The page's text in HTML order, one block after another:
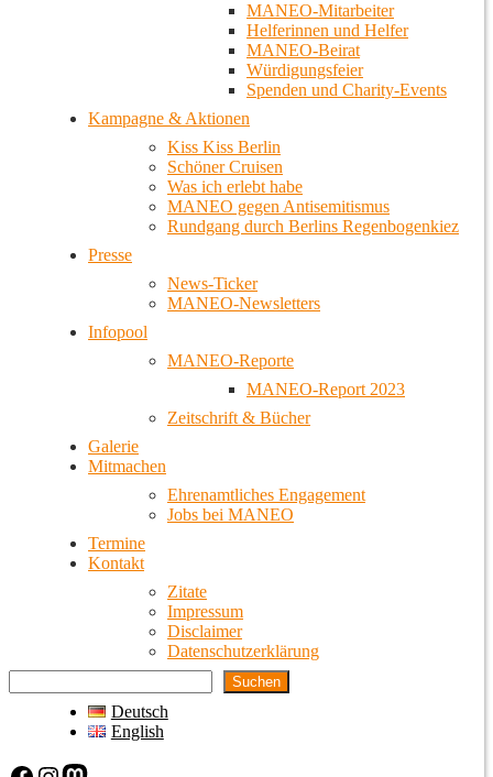
MANEO-Mitarbeiter
Helferinnen und Helfer
MANEO-Beirat
Würdigungsfeier
Spenden und Charity-Events
Kampagne & Aktionen
Kiss Kiss Berlin
Schöner Cruisen
Was ich erlebt habe
MANEO gegen Antisemitismus
Rundgang durch Berlins Regenbogenkiez
Presse
News-Ticker
MANEO-Newsletters
Infopool
MANEO-Reporte
MANEO-Report 2023
Zeitschrift & Bücher
Galerie
Mitmachen
Ehrenamtliches Engagement
Jobs bei MANEO
Termine
Kontakt
Zitate
Impressum
Disclaimer
Datenschutzerklärung
Suchen
Deutsch
English